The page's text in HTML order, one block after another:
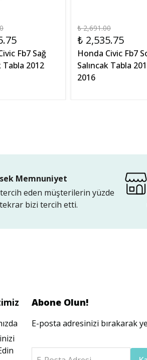
Fb7 Sağ
Tabla 2012
₺ 2,691.00
₺ 2,535.75
Honda Civic Fb7
Salıncak Tabla
2016
Memnuniyet
eden müşterilerin yüzde
tekrar bizi tercih etti.
Abone Olun!
E-posta adresinizi bırakarak